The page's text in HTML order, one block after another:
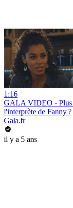
1:16
GALA VIDEO - Plus
l'interprète de Fanny ?
Gala.fr
il y a 5 ans